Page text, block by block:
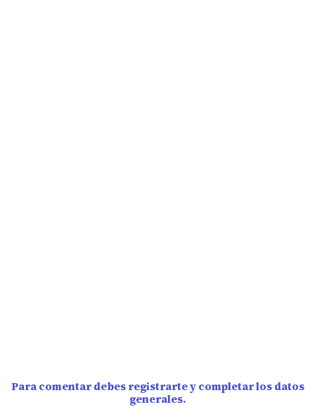
Para comentar debes registrarte y completar los datos
generales.